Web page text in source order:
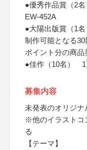
●優秀作品賞（2
EW-452A
●大陽出版賞（1
制作可能となる
ポイント分の商品
●佳作（10名） 1
募集内容
未発表のオリジナ
※他のイラストコ
る
【テーマ】